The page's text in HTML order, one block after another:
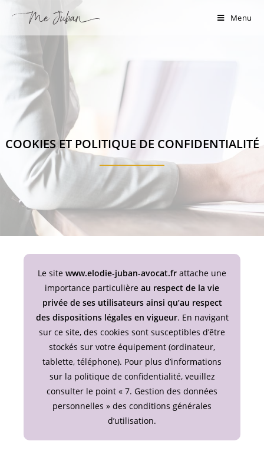
Menu
COOKIES ET POLITIQUE DE CONFIDENTIALITÉ
Le site www.elodie-juban-avocat.fr attache une
importance particulière au respect de la vie
privée de ses utilisateurs ainsi qu’au respect
des dispositions légales en vigueur. En navigant
sur ce site, des cookies sont susceptibles d’être
stockés sur votre équipement (ordinateur,
tablette, téléphone). Pour plus d’informations
sur la politique de confidentialité, veuillez
consulter le point « 7. Gestion des données
personnelles » des conditions générales
d’utilisation.